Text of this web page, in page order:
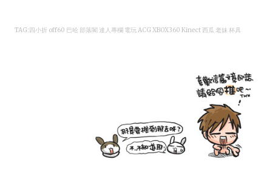
TAG:四小折 off60 巴哈 部落閣 達人專欄 電玩 ACG XBOX360 Kinect 西瓜 老妹 杯具